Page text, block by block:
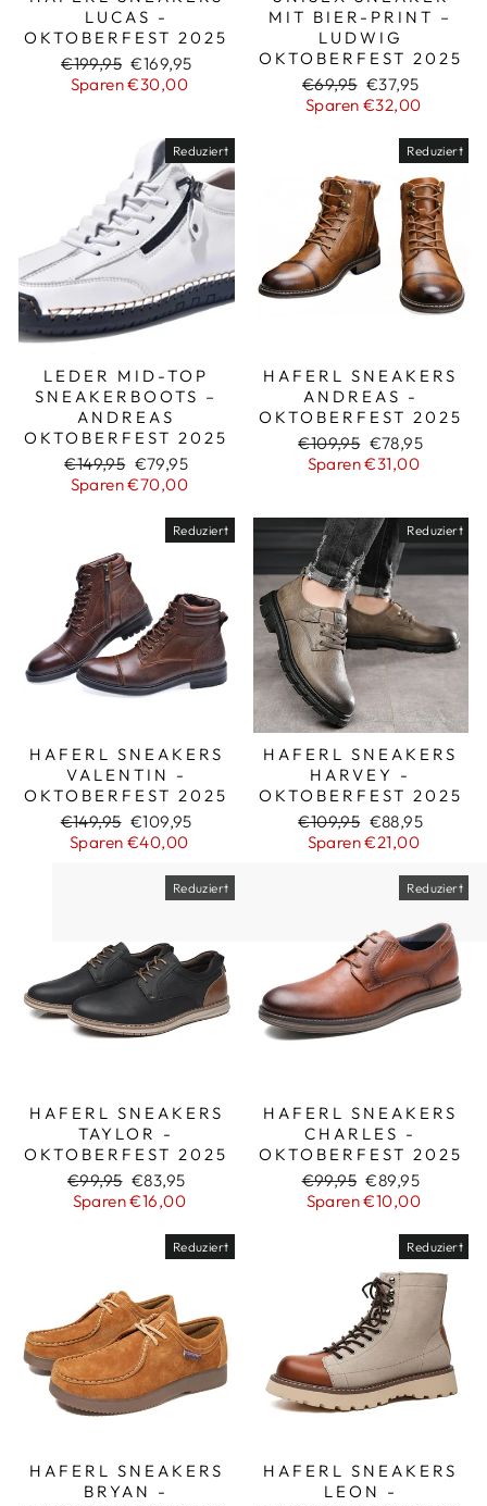
LUCAS -
OKTOBERFEST 2025
Normaler
Preis
€199,95 Sonderpreis
€169,95
Sparen €30,00
MIT BIER-PRINT –
LUDWIG
OKTOBERFEST 2025
Normaler
Preis
€69,95 Sonderpreis
€37,95
Sparen €32,00
Reduziert
LEDER MID-TOP
SNEAKERBOOTS –
ANDREAS
OKTOBERFEST 2025
Normaler
Preis
€149,95 Sonderpreis
€79,95
Sparen €70,00
Reduziert
HAFERL SNEAKERS
ANDREAS -
OKTOBERFEST 2025
Normaler
Preis
€109,95 Sonderpreis
€78,95
Sparen €31,00
Reduziert
HAFERL SNEAKERS
VALENTIN -
OKTOBERFEST 2025
Normaler
Preis
€149,95 Sonderpreis
€109,95
Sparen €40,00
Reduziert
HAFERL SNEAKERS
HARVEY -
OKTOBERFEST 2025
Normaler
Preis
€109,95 Sonderpreis
€88,95
Sparen €21,00
Reduziert
HAFERL SNEAKERS
TAYLOR -
OKTOBERFEST 2025
Normaler
Preis
€99,95 Sonderpreis
€83,95
Sparen €16,00
Reduziert
HAFERL SNEAKERS
CHARLES -
OKTOBERFEST 2025
Normaler
Preis
€99,95 Sonderpreis
€89,95
Sparen €10,00
Reduziert
HAFERL SNEAKERS
BRYAN -
Reduziert
HAFERL SNEAKERS
LEON -